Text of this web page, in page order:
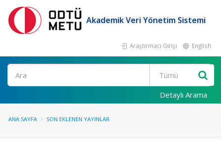
Akademik Veri Yönetim Sistemi
Araştırmacı Girişi English
Ara
Detaylı Arama
ANA SAYFA SON EKLENEN YAYINLAR